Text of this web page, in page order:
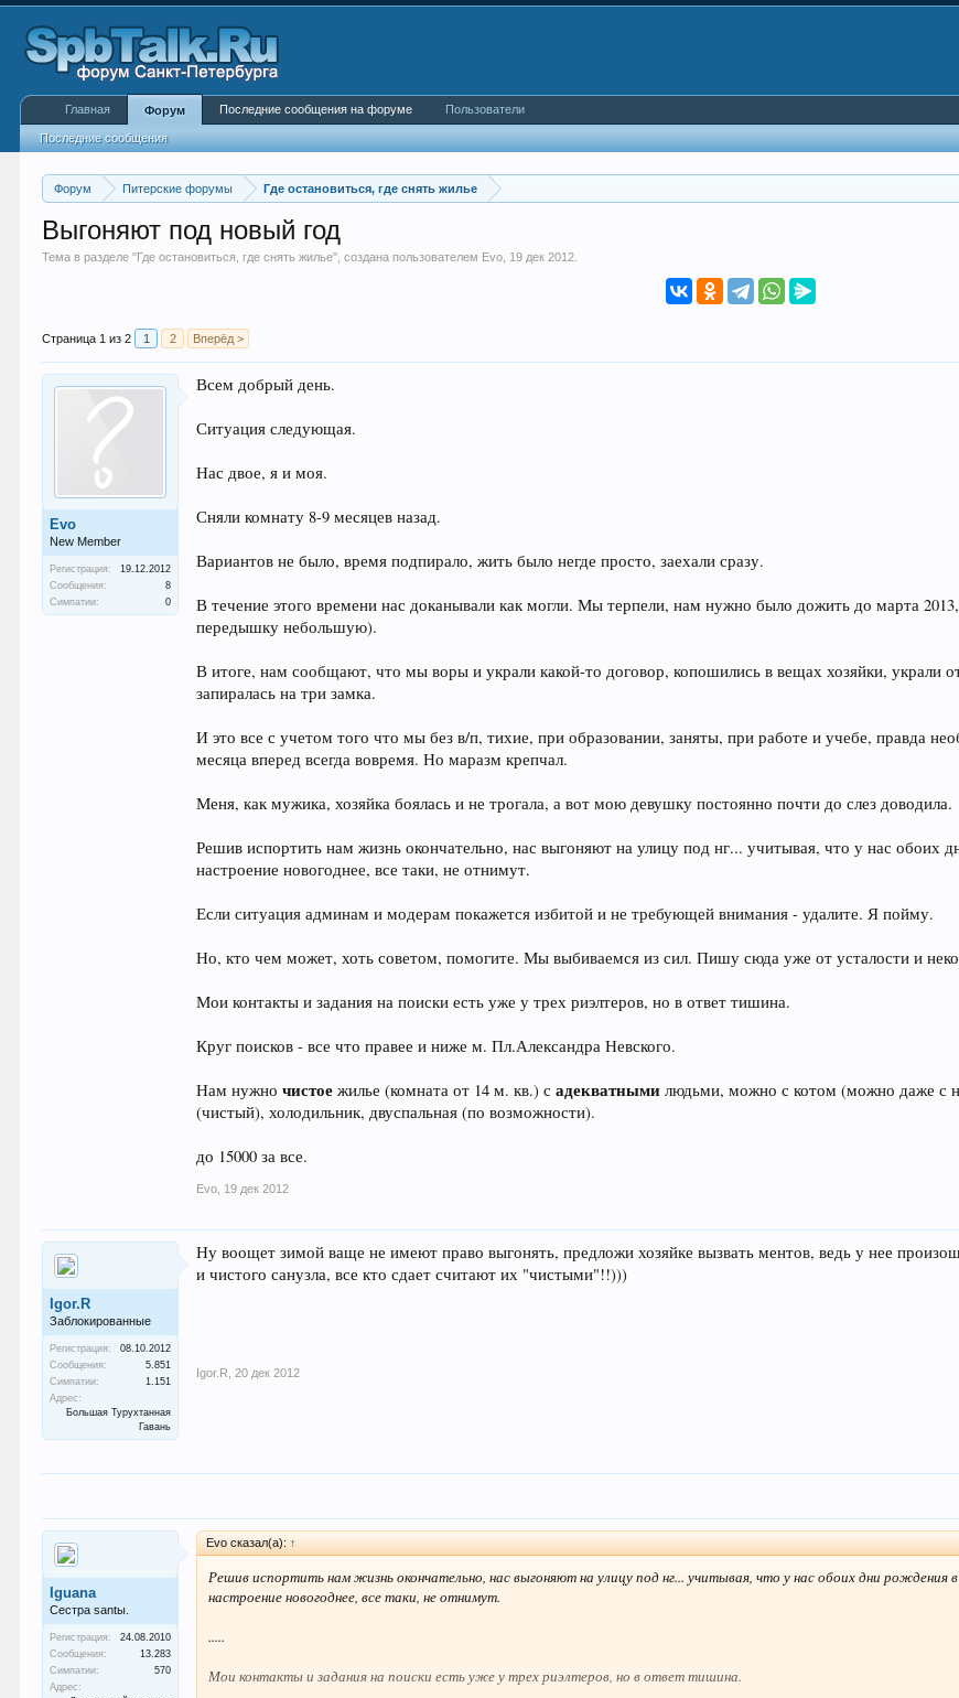
Форум Питерские форумы Где остановиться, где снять жилье
Выгоняют под новый год
Тема в разделе "Где остановиться, где снять жилье", создана пользователем Evo 19 дек 2012
Страница 1 из 2 1 2 Вперёд >
Evo
New Member
Регистрация:
19.12.2012
Сообщения:
8
Симпатии:
0
Всем добрый день.
Ситуация следующая.
Нас двое, я и моя.
Сняли комнату 8-9 месяцев назад.
Вариантов не было, время подпирало, жить было негде просто, заехали сразу.
В течение этого времени нас доканывали как могли. Мы терпели, нам нужно было дожить до марта
передышку небольшую).
В итоге, нам сообщают, что мы воры и украли какой-то договор, копошились в вещах хозяйки, украли
запиралась на три замка.
И это все с учетом того что мы без в/п, тихие, при образовании, заняты, при работе и учебе, правда
месяца вперед всегда вовремя. Но маразм крепчал.
Меня, как мужика, хозяйка боялась и не трогала, а вот мою девушку постоянно почти до слез доводила.
Решив испортить нам жизнь окончательно, нас выгоняют на улицу под нг... учитывая, что у нас обоих
настроение новогоднее, все таки, не отнимут.
Если ситуация админам и модерам покажется избитой и не требующей внимания - удалите. Я пойму.
Но, кто чем может, хоть советом, помогите. Мы выбиваемся из сил. Пишу сюда уже от усталости и
Мои контакты и задания на поиски есть уже у трех риэлтеров, но в ответ тишина.
Круг поисков - все что правее и ниже м. Пл.Александра Невского.
Нам нужночистое жилье (комната от 14 м. кв.) садекватными людьми, можно с котом (можно даже с
(чистый), холодильник, двуспальная (по возможности).
до 15000 за все.
Evo 19 дек 2012
Igor.R
Заблокированные
Регистрация:
08.10.2012
Сообщения:
5.851
Симпатии:
1.151
Адрес:
Большая Турухтанная
Гавань
Ну воощет зимой ваще не имеют право выгонять, предложи хозяйке вызвать ментов, ведь у нее
и чистого санузла, все кто сдает считают их "чистыми"!!)))
Igor.R 20 дек 2012
Iguana
Сестра santы.
Регистрация:
24.08.2010
Сообщения:
13.283
Симпатии:
570
Адрес:
Evo сказал(а): ↑
Решив испортить нам жизнь окончательно, нас выгоняют на улицу под нг... учитывая, что у нас обоих дни рождения
настроение новогоднее, все таки, не отнимут.
.....
Мои контакты и задания на поиски есть уже у трех риэлтеров, но в ответ тишина.
Главная Форум
Последние сообщения
Последние сообщения на форуме Пользователи